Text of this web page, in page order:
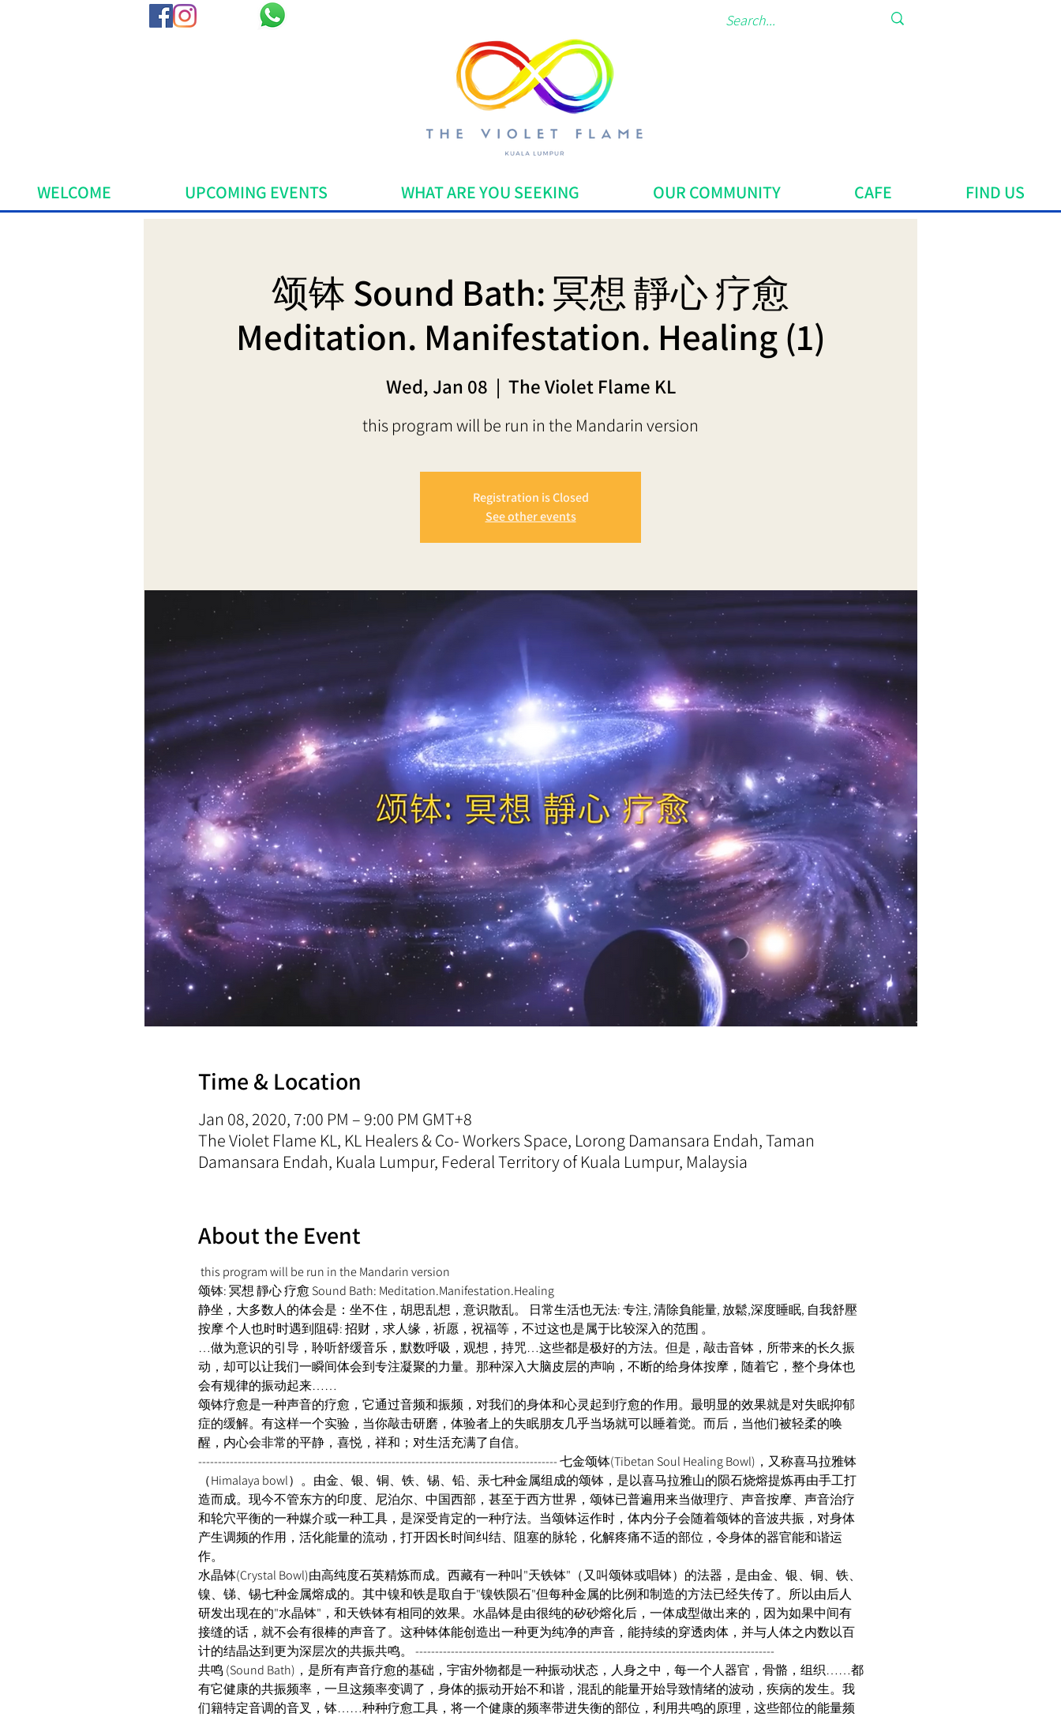
WELCOME UPCOMING EVENTS WHAT ARE YOU SEEKING OUR COMMUNITY CAFE FIND US
颂钵 Sound Bath: 冥想 靜心 疗愈
Meditation. Manifestation. Healing (1)
Wed, Jan 08
  |
The Violet Flame KL
this program will be run in the Mandarin version
Registration is Closed
See other events
Time & Location
Jan 08, 2020, 7:00 PM – 9:00 PM GMT+8
The Violet Flame KL, KL Healers & Co- Workers Space, Lorong Damansara Endah, Taman
Damansara Endah, Kuala Lumpur, Federal Territory of Kuala Lumpur, Malaysia
About the Event
this program will be run in the Mandarin version
颂钵: 冥想 靜心 疗愈 Sound Bath: Meditation.Manifestation.Healing
静坐，大多数人的体会是：坐不住，胡思乱想，意识散乱。 日常生活也无法: 专注, 清除負能量, 放鬆,深度睡眠, 自我舒壓
按摩 个人也时时遇到阻碍: 招财，求人缘，祈愿，祝福等，不过这也是属于比较深入的范围 。
…做为意识的引导，聆听舒缓音乐，默数呼吸，观想，持咒…这些都是极好的方法。但是，敲击音钵，所带来的长久振
动，却可以让我们一瞬间体会到专注凝聚的力量。那种深入大脑皮层的声响，不断的给身体按摩，随着它，整个身体也
会有规律的振动起来……
颂钵疗愈是一种声音的疗愈，它通过音频和振频，对我们的身体和心灵起到疗愈的作用。最明显的效果就是对失眠抑郁
症的缓解。有这样一个实验，当你敲击研磨，体验者上的失眠朋友几乎当场就可以睡着觉。而后，当他们被轻柔的唤
醒，内心会非常的平静，喜悦，祥和；对生活充满了自信。
------------------------------------------------------------------------------------------- 七金颂钵(Tibetan Soul Healing Bowl)，又称喜马拉雅钵
（Himalaya bowl）。由金、银、铜、铁、锡、铅、汞七种金属组成的颂钵，是以喜马拉雅山的陨石烧熔提炼再由手工打
造而成。现今不管东方的印度、尼泊尔、中国西部，甚至于西方世界，颂钵已普遍用来当做理疗、声音按摩、声音治疗
和轮穴平衡的一种媒介或一种工具，是深受肯定的一种疗法。当颂钵运作时，体内分子会随着颂钵的音波共振，对身体
产生调频的作用，活化能量的流动，打开因长时间纠结、阻塞的脉轮，化解疼痛不适的部位，令身体的器官能和谐运
作。
水晶钵(Crystal Bowl)由高纯度石英精炼而成。西藏有一种叫"天铁钵"（又叫颂钵或唱钵）的法器，是由金、银、铜、铁、
镍、锑、锡七种金属熔成的。其中镍和铁是取自于"镍铁陨石"但每种金属的比例和制造的方法已经失传了。所以由后人
研发出现在的"水晶钵"，和天铁钵有相同的效果。水晶钵是由很纯的矽砂熔化后，一体成型做出来的，因为如果中间有
接缝的话，就不会有很棒的声音了。这种钵体能创造出一种更为纯净的声音，能持续的穿透肉体，并与人体之内数以百
计的结晶达到更为深层次的共振共鸣。 -------------------------------------------------------------------------------------------
共鸣 (Sound Bath)，是所有声音疗愈的基础，宇宙外物都是一种振动状态，人身之中，每一个人器官，骨骼，组织……都
有它健康的共振频率，一旦这频率变调了，身体的振动开始不和谐，混乱的能量开始导致情绪的波动，疾病的发生。我
们籍特定音调的音叉，钵……种种疗愈工具，将一个健康的频率带进失衡的部位，利用共鸣的原理，这些部位的能量频